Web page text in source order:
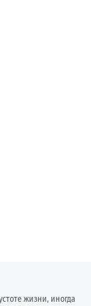
жизни, иногда